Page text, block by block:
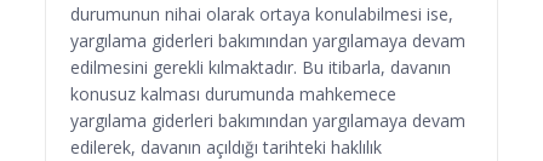
durumunun nihai olarak ortaya konulabilmesi ise,
yargılama giderleri bakımından yargılamaya devam
edilmesini gerekli kılmaktadır. Bu itibarla, davanın
konusuz kalması durumunda mahkemece
yargılama giderleri bakımından yargılamaya devam
edilerek, davanın açıldığı tarihteki haklılık